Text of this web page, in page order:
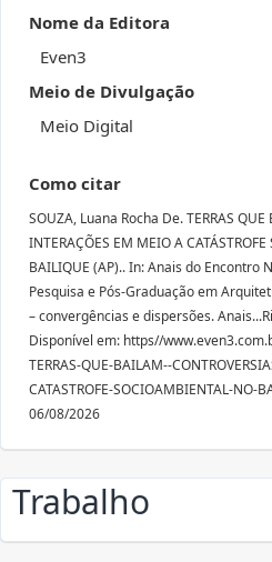
Nome da Editora
Even3
Meio de Divulgação
Meio Digital
Como citar
SOUZA, Luana Rocha De. TERRAS QUE
INTERAÇÕES EM MEIO A
BAILIQUE (AP).. In: Anais do Encontro
Pesquisa e Pós-Graduação em
– convergências e dispersões.
Disponível em: https//
TERRAS-QUE-BAILAM--
CATASTROFE-SOCIOAMBIENTAL-NO-
06/08/2026
Trabalho